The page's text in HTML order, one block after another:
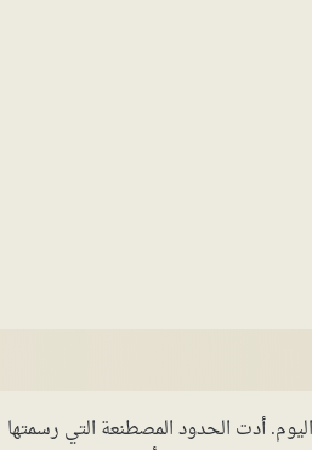
أدت الحدود المصطنعة التي رسمتها